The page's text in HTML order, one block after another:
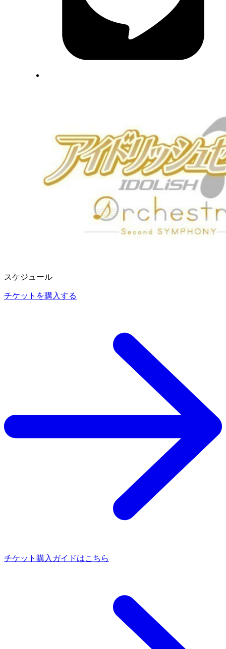
スケジュール
チケットを購入する
チケット購入ガイドはこちら